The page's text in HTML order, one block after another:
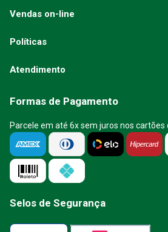
Vendas on-line
Políticas
Atendimento
Formas de Pagamento
Parcele em até 6x sem juros nos cartões
Selos de Segurança